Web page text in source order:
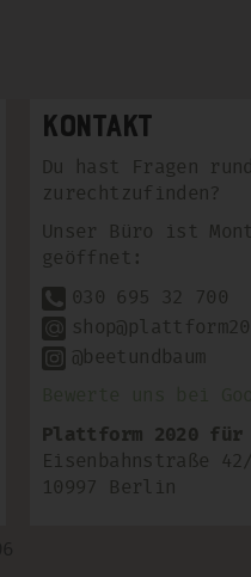
Kontakt
Du hast Fragen
zurechtzufinden?
Unser Büro ist
geöffnet:
030 695 32 700
@beetundbaum
Plattform 2020 für
Eisenbahnstraße
10997 Berlin